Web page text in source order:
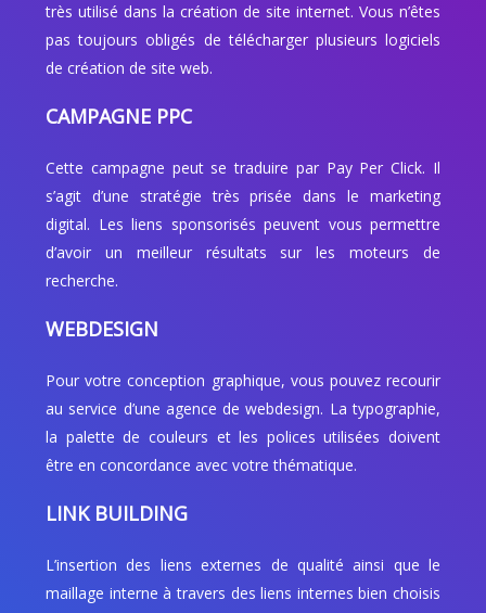
très utilisé dans la création de site internet. Vous n’êtes
pas toujours obligés de télécharger plusieurs logiciels
de création de site web.
CAMPAGNE PPC
Cette campagne peut se traduire par Pay Per Click. Il
s’agit d’une stratégie très prisée dans le marketing
digital. Les liens sponsorisés peuvent vous permettre
d’avoir un meilleur résultats sur les moteurs de
recherche.
WEBDESIGN
Pour votre conception graphique, vous pouvez recourir
au service d’une agence de webdesign. La typographie,
la palette de couleurs et les polices utilisées doivent
être en concordance avec votre thématique.
LINK BUILDING
L’insertion des liens externes de qualité ainsi que le
maillage interne à travers des liens internes bien choisis